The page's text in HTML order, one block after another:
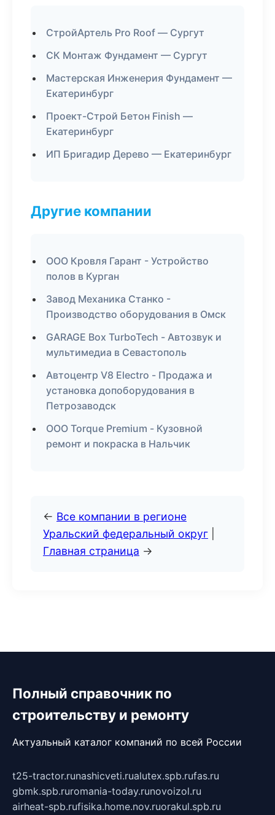
СтройАртель Pro Roof — Сургут
СК Монтаж Фундамент — Сургут
Мастерская Инженерия Фундамент —
Екатеринбург
Проект-Строй Бетон Finish —
Екатеринбург
ИП Бригадир Дерево — Екатеринбург
Другие компании
ООО Кровля Гарант - Устройство
полов в Курган
Завод Механика Станко -
Производство оборудования в Омск
GARAGE Box TurboTech - Автозвук и
мультимедиа в Севастополь
Автоцентр V8 Electro - Продажа и
установка допоборудования в
Петрозаводск
ООО Torque Premium - Кузовной
ремонт и покраска в Нальчик
← Все компании в регионе
Уральский федеральный округ
Главная страница →
Полный справочник по
строительству и ремонту
Актуальный каталог компаний по всей России
t25-tractor.runashicveti.rualutex.spb.rufas.ru
gbmk.spb.ruromania-today.runovoizol.ru
airheat-spb.rufisika.home.nov.ruorakul.spb.ru